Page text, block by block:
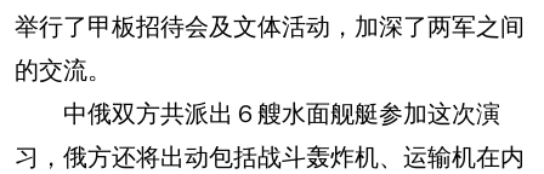
举行了甲板招待会及文体活动，加深了两军之间
的交流。
中俄双方共派出６艘水面舰艇参加这次演
习，俄方还将出动包括战斗轰炸机、运输机在内